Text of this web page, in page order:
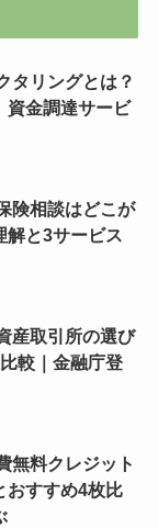
タリングとは？
資金調達サービ
険相談はどこが
解と3サービス
産取引所の選び
較｜金融庁登
無料クレジット
おすすめ4枚比